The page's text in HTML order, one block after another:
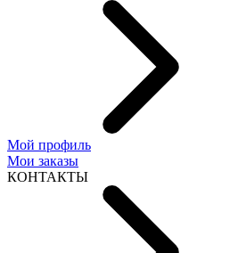
Мой профиль
Мои заказы
КОНТАКТЫ